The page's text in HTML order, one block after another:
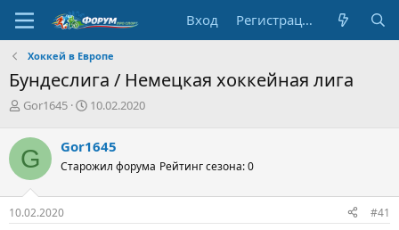
Вход Регистрация
Хоккей в Европе
Бундеслига / Немецкая хоккейная лига
А
т
о
р
т
е
м
Gor1645
Д
а
н
ч
10.02.2020
G Gor1645
Старожил форума Рейтинг сезона: 0
10.02.2020 #41